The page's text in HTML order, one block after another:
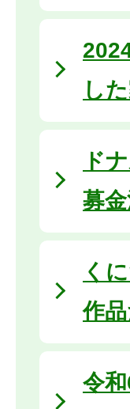
し
ド
募
く
作
令